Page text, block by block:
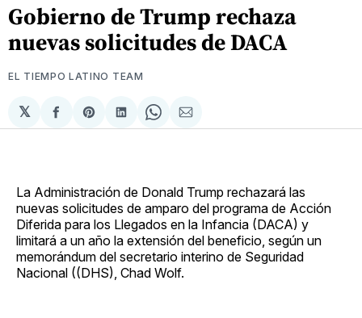
Gobierno de Trump rechaza
nuevas solicitudes de DACA
EL TIEMPO LATINO TEAM
𝕏
Compartir
en
Share
on
Compartir
en
Share
on
Compartir
via
La Administración de Donald Trump rechazará las
nuevas solicitudes de amparo del programa de Acción
Diferida para los Llegados en la Infancia (DACA) y
limitará a un año la extensión del beneficio, según un
memorándum del secretario interino de Seguridad
Nacional ((DHS), Chad Wolf.